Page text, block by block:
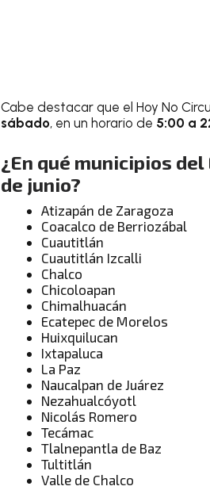
Cabe destacar que el Hoy No
sábado, en un horario de 5:00 a
¿En qué municipios
de junio?
Atizapán de Zaragoza
Coacalco de Berriozábal
Cuautitlán
Cuautitlán Izcalli
Chalco
Chicoloapan
Chimalhuacán
Ecatepec de Morelos
Huixquilucan
Ixtapaluca
La Paz
Naucalpan de Juárez
Nezahualcóyotl
Nicolás Romero
Tecámac
Tlalnepantla de Baz
Tultitlán
Valle de Chalco